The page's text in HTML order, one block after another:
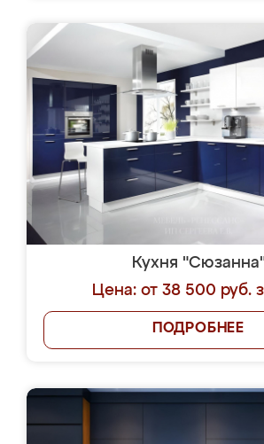
Кухня
Цена: от 38 500 руб.
ПОДРОБНЕЕ